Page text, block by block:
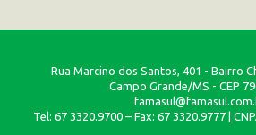
Rua Marcino dos Santos, 401 - Bairro
Campo Grande/MS - CEP
Tel: 67 3320.9700 – Fax: 67 3320.9777 |